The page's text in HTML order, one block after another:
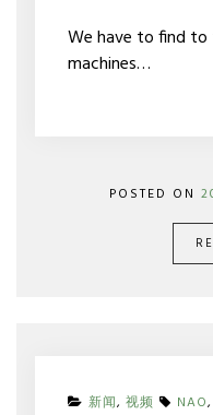
We have to find
machines…
POSTED ON
新闻, 视频 NAO,